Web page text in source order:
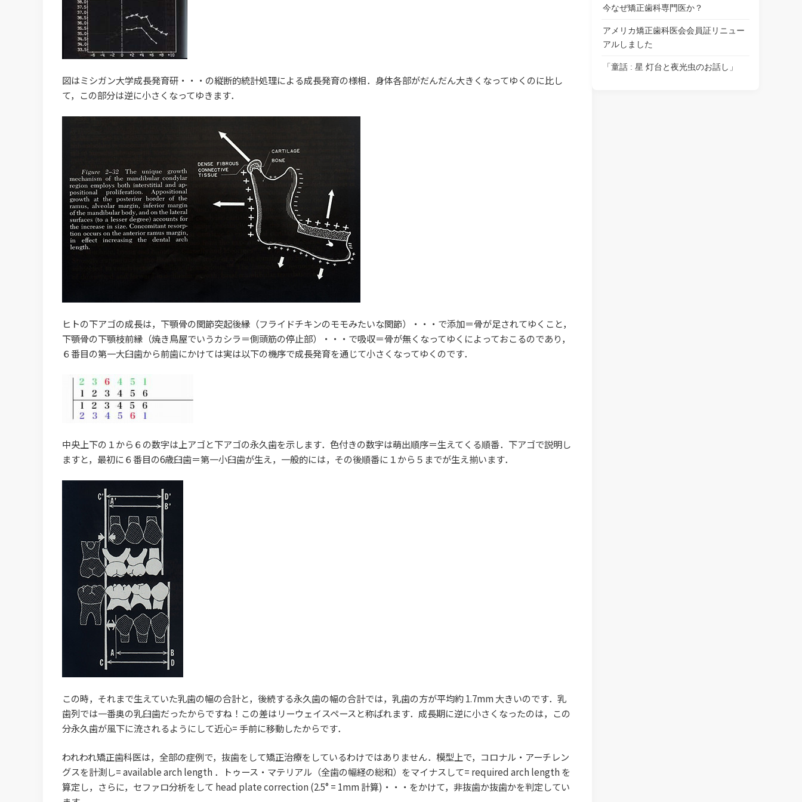
図はミシガン大学成長発育研・・・の縦断的統計処理による成長発育の様相．身体各部がだんだん大きくなってゆくのに比し
て，この部分は逆に小さくなってゆきます．
ヒトの下アゴの成長は，下顎骨の関節突起後縁（フライドチキンのモモみたいな関節）・・・で添加＝骨が足されてゆくこと，
下顎骨の下顎枝前縁（焼き鳥屋でいうカシラ＝側頭筋の停止部）・・・で吸収＝骨が無くなってゆくによっておこるのであり，
６番目の第一大臼歯から前歯にかけては実は以下の機序で成長発育を通じて小さくなってゆくのです．
中央上下の１から６の数字は上アゴと下アゴの永久歯を示します．色付きの数字は萌出順序＝生えてくる順番．下アゴで説明し
ますと，最初に６番目の6歳臼歯＝第一小臼歯が生え，一般的には，その後順番に１から５までが生え揃います．
この時，それまで生えていた乳歯の幅の合計と，後続する永久歯の幅の合計では，乳歯の方が平均約 1.7mm 大きいのです．乳
歯列では一番奥の乳臼歯だったからですね！この差はリーウェイスペースと称ばれます．成長期に逆に小さくなったのは，この
分永久歯が風下に流されるようにして近心= 手前に移動したからです．
われわれ矯正歯科医は，全部の症例で，抜歯をして矯正治療をしているわけではありません．模型上で，コロナル・アーチレン
グスを計測し= available arch length ．トゥース・マテリアル（全歯の幅経の総和）をマイナスして= required arch length を
算定し，さらに，セファロ分析をして head plate correction (2.5° = 1mm 計算)・・・をかけて，非抜歯か抜歯かを判定してい
今なぜ矯正歯科専門医か？
アメリカ矯正歯科医会会員証リニュー
アルしました
「童話 : 星 灯台と夜光虫のお話し」